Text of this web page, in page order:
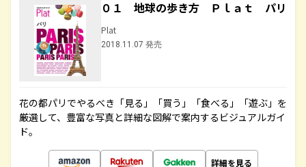
０１ 地球の歩き方 Ｐｌａｔ パリ
Plat
2018.11.07 発売
花の都パリでやるべき「見る」「買う」「食べる」「遊ぶ」を
厳選して、豊富な写真と詳細な図解で案内するビジュアルガイ
ド。
詳細を見る